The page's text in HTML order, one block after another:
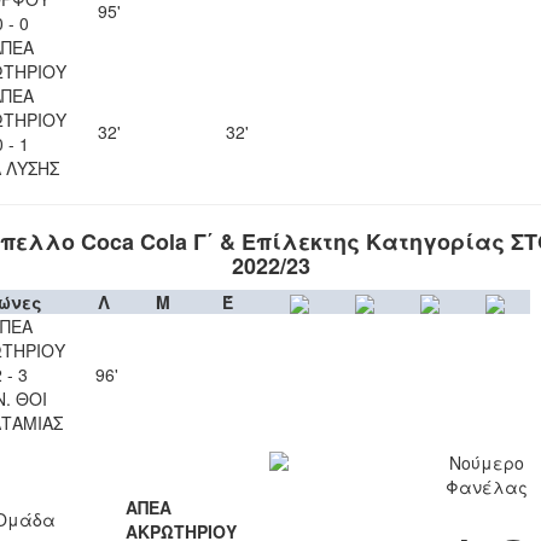
- 0
95'
- 1
ΛΥΣΗΣ
32' 32'
Coca Cola Γ΄ & Επίλεκτης Κατηγορίας
2022/23
Λ Μ
Έ
- 3
ΘΟΙ
96'
ΑΠΕΑ
ΑΚΡΩΤΗΡΙΟΥ
Νούμερο
Φανέλας